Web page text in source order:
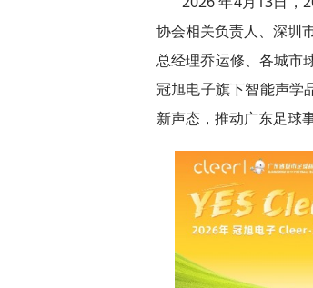
协会相关负责人、深圳
总经理乔运修、各城市
冠旭电子旗下智能声学
新声态，推动广东足球